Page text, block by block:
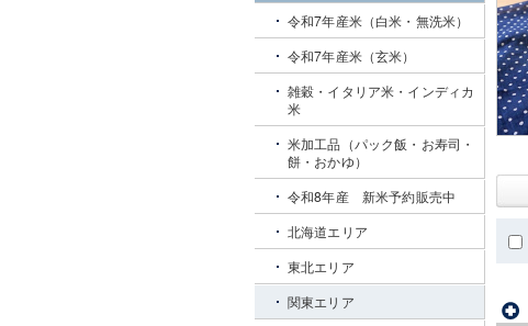
令和7年産米（白米・無洗米）
令和7年産米（玄米）
雑穀・イタリア米・インディカ
米
米加工品（パック飯・お寿司・
餅・おかゆ）
令和8年産 新米予約販売中
北海道エリア
東北エリア
関東エリア